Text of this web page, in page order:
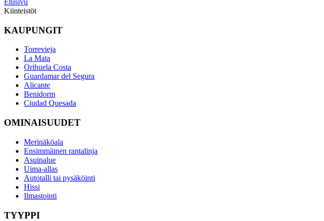
Etusivu
Kiinteistöt
KAUPUNGIT
Torrevieja
La Mata
Orihuela Costa
Guardamar del Segura
Alicante
Benidorm
Ciudad Quesada
OMINAISUUDET
Merinäköala
Ensimmäinen rantalinja
Asuinalue
Uima-allas
Autotalli tai pysäköinti
Hissi
Ilmastointi
TYYPPI